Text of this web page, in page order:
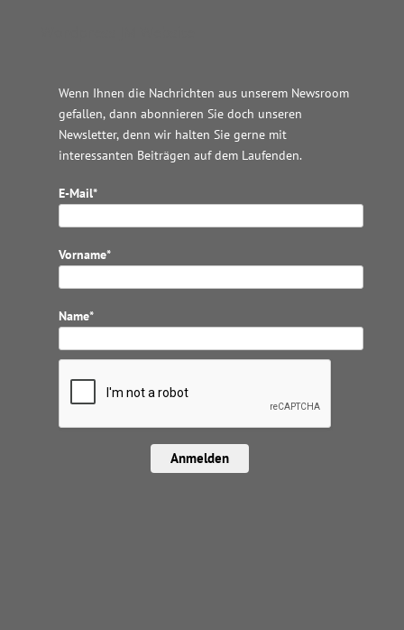
Wenn Ihnen die Nachrichten aus unserem Newsroom
gefallen, dann abonnieren Sie doch unseren
Newsletter, denn wir halten Sie gerne mit
interessanten Beiträgen auf dem Laufenden.
E-Mail*
Vorname*
Name*
Anmelden